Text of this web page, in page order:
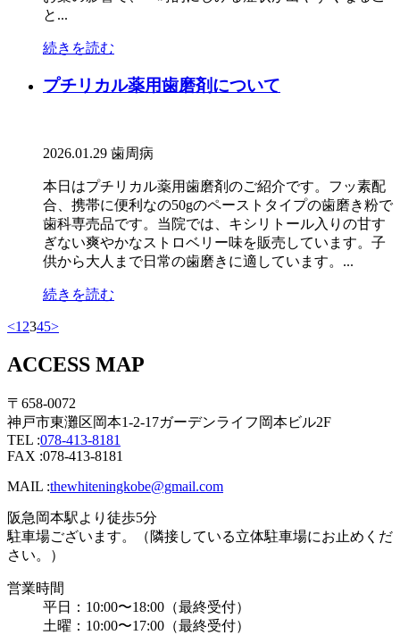
と...
続きを読む
プチリカル薬用歯磨剤について
2026.01.29 歯周病
本日はプチリカル薬用歯磨剤のご紹介です。フッ素配
合、携帯に便利なの50gのペーストタイプの歯磨き粉で
歯科専売品です。当院では、キシリトール入りの甘す
ぎない爽やかなストロベリー味を販売しています。子
供から大人まで日常の歯磨きに適しています。...
続きを読む
<1 2345>
ACCESS MAP
〒658-0072
神戸市東灘区岡本1-2-17ガーデンライフ岡本ビル2F
TEL :078-413-8181
FAX :078-413-8181
MAIL :thewhiteningkobe@gmail.com
阪急岡本駅より徒歩5分
駐車場ございます。（隣接している立体駐車場にお止めくだ
さい。）
営業時間
平日：10:00〜18:00（最終受付）
土曜：10:00〜17:00（最終受付）